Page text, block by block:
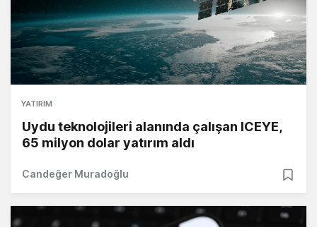
YATIRIM
Uydu teknolojileri alanında çalışan ICEYE,
65 milyon dolar yatırım aldı
Candeğer Muradoğlu